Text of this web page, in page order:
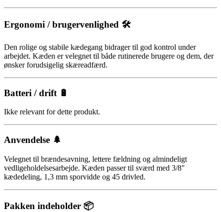
Ergonomi / brugervenlighed 🛠️
Den rolige og stabile kædegang bidrager til god kontrol under
arbejdet. Kæden er velegnet til både rutinerede brugere og dem, der
ønsker forudsigelig skæreadfærd.
Batteri / drift 🔋
Ikke relevant for dette produkt.
Anvendelse 🌲
Velegnet til brændesavning, lettere fældning og almindeligt
vedligeholdelsesarbejde. Kæden passer til sværd med 3/8″
kædedeling, 1,3 mm sporvidde og 45 drivled.
Pakken indeholder 📦